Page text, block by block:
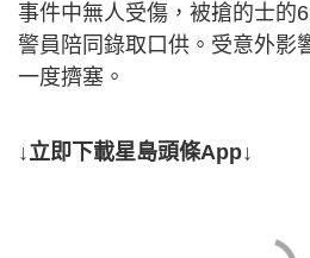
事件中無人受傷，被搶的士的
警員陪同錄取口供。受意外影
一度擠塞。
↓立即下載星島頭條App↓